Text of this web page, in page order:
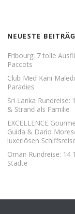
NEUESTE
Fribourg: 7 tolle
Paccots
Club Med Kani
Paradies
Sri Lanka Rundreise:
& Strand als Familie
EXCELLENCE
Guida & Dario
luxeriösen
Oman Rundreise: 14
Städte